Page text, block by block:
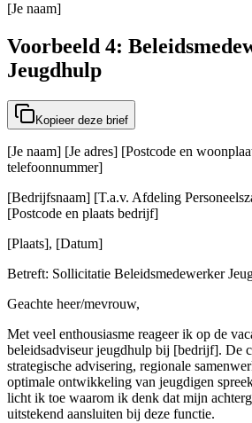
[Je naam]
Voorbeeld 4:
Jeugdhulp
Kopieer deze brief
[Je naam] [Je adres] [Postcode en
telefoonnummer]
[Bedrijfsnaam] [T.a.v. Afdeling
[Postcode en plaats bedrijf]
[Plaats], [Datum]
Betreft: Sollicitatie Beleidsmedewerker
Geachte heer/mevrouw,
Met veel enthousiasme reageer ik op de
beleidsadviseur jeugdhulp bij [bedrijf]. De
strategische advisering, regionale
optimale ontwikkeling van jeugdigen
licht ik toe waarom ik denk dat mijn
uitstekend aansluiten bij deze functie.